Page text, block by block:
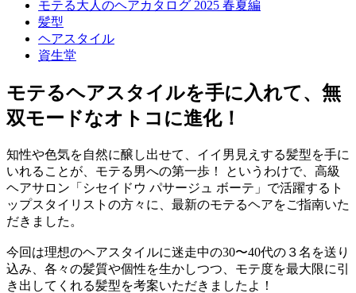
モテる大人のヘアカタログ 2025 春夏編
髪型
ヘアスタイル
資生堂
モテるヘアスタイルを手に入れて、無
双モードなオトコに進化！
知性や色気を自然に醸し出せて、イイ男見えする髪型を手に
いれることが、モテる男への第一歩！ というわけで、高級
ヘアサロン「シセイドウ パサージュ ボーテ」で活躍するト
ップスタイリストの方々に、最新のモテるヘアをご指南いた
だきました。
今回は理想のヘアスタイルに迷走中の30〜40代の３名を送り
込み、各々の髪質や個性を生かしつつ、モテ度を最大限に引
き出してくれる髪型を考案いただきましたよ！